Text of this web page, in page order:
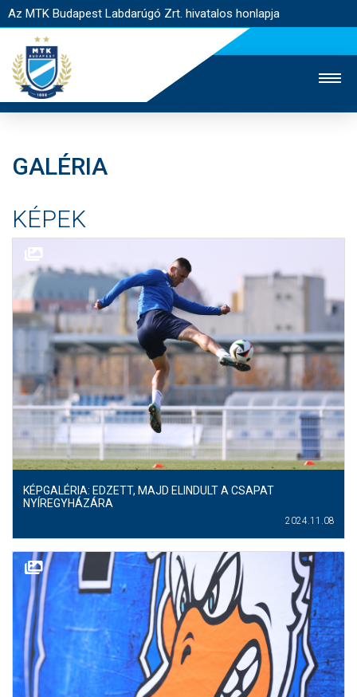
Az MTK Budapest Labdarúgó Zrt. hivatalos honlapja
JEGYÉRTÉKESÍTÉS
EGYESÜLET
KAPCSOLAT
NYITÓLAP
HÍREK
CSAPATOK
MÉRKŐZÉSEK
KLUB
GALÉRIA
GALÉRIA
KÉPEK
KÉPGALÉRIA: EDZETT, MAJD ELINDULT A CSAPAT
NYÍREGYHÁZÁRA
2024.11.08